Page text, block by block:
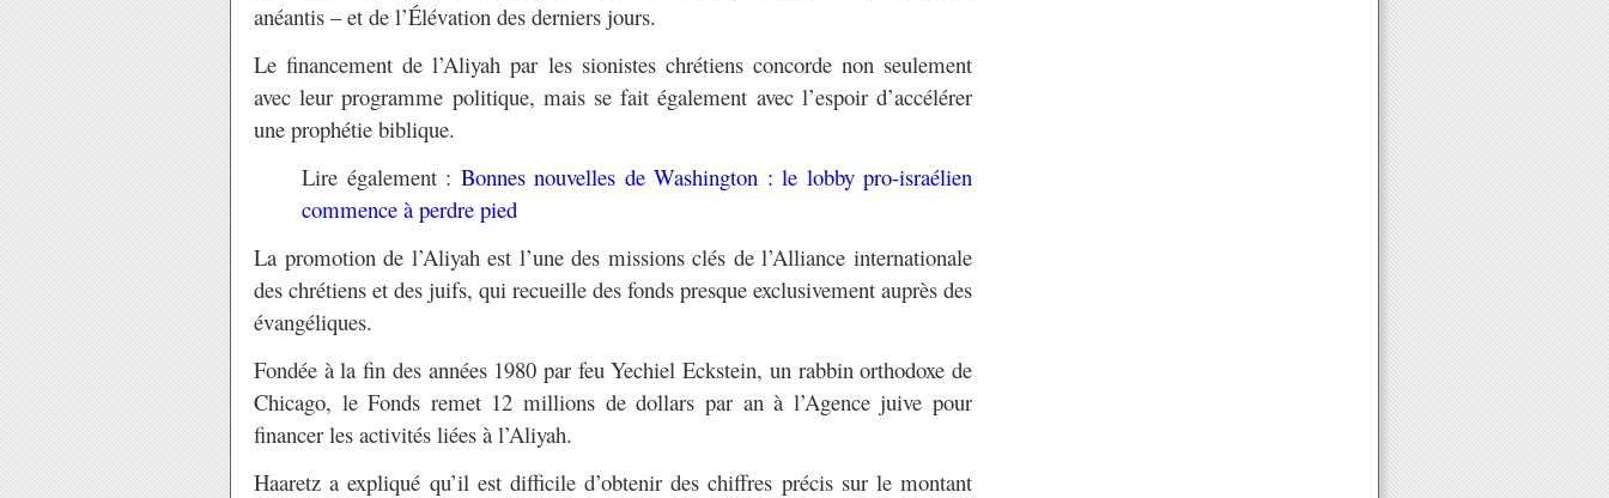
anéantis – et de l’Élévation des derniers jours.
Le financement de l’Aliyah par les sionistes chrétiens concorde non seulement
avec leur programme politique, mais se fait également avec l’espoir d’accélérer
une prophétie biblique.
Lire également : Bonnes nouvelles de Washington : le lobby pro-israélien
commence à perdre pied
La promotion de l’Aliyah est l’une des missions clés de l’Alliance internationale
des chrétiens et des juifs, qui recueille des fonds presque exclusivement auprès des
évangéliques.
Fondée à la fin des années 1980 par feu Yechiel Eckstein, un rabbin orthodoxe de
Chicago, le Fonds remet 12 millions de dollars par an à l’Agence juive pour
financer les activités liées à l’Aliyah.
Haaretz a expliqué qu’il est difficile d’obtenir des chiffres précis sur le montant